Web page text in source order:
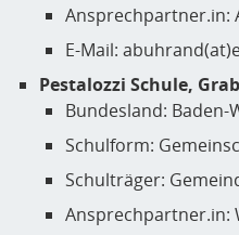
Ansprechpartner.in:
E-Mail:
Pestalozzi Schule,
Bundesland:
Schulform:
Schulträger:
Ansprechpartner.in: